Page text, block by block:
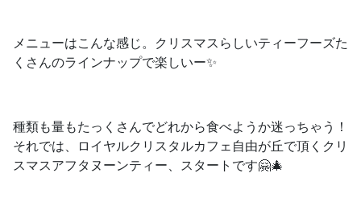
メニューはこんな感じ。クリスマスらしいティーフーズた
くさんのラインナップで楽しいー✨
種類も量もたっくさんでどれから食べようか迷っちゃう！
それでは、ロイヤルクリスタルカフェ自由が丘で頂くクリ
スマスアフタヌーンティー、スタートです🤗🎄